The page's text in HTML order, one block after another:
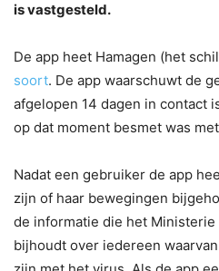
is vastgesteld.
De app heet Hamagen (het
soort. De app waarschuwt de
afgelopen 14 dagen in contact
op dat moment besmet was
Nadat een gebruiker de app
zijn of haar bewegingen
de informatie die het Ministerie
bijhoudt over iedereen